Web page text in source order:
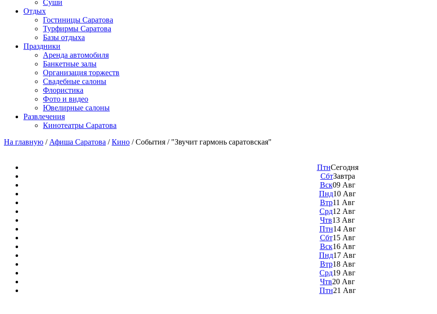
Суши
Отдых
Гостиницы Саратова
Турфирмы Саратова
Базы отдыха
Праздники
Аренда автомобиля
Банкетные залы
Организация торжеств
Свадебные салоны
Флористика
Фото и видео
Ювелирные салоны
Развлечения
Кинотеатры Саратова
На главную / Афиша Саратова /Кино /События / "Звучит гармонь саратовская"
ПтнСегодня
СбтЗавтра
Вск09 Авг
Пнд10 Авг
Втр11 Авг
Срд12 Авг
Чтв13 Авг
Птн14 Авг
Сбт15 Авг
Вск16 Авг
Пнд17 Авг
Втр18 Авг
Срд19 Авг
Чтв20 Авг
Птн21 Авг